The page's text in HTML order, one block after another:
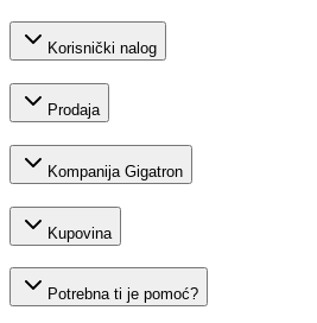
Korisnički nalog
Prodaja
Kompanija Gigatron
Kupovina
Potrebna ti je pomoć?